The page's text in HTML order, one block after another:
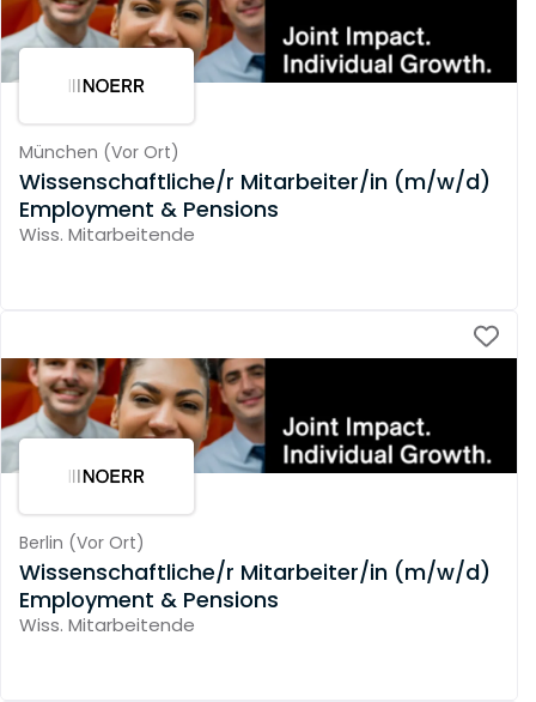
München (Vor Ort)
Wissenschaftliche/r Mitarbeiter/in (m/w/d)
Employment & Pensions
Wiss. Mitarbeitende
Berlin (Vor Ort)
Wissenschaftliche/r Mitarbeiter/in (m/w/d)
Employment & Pensions
Wiss. Mitarbeitende